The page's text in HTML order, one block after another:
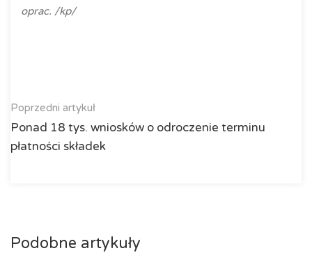
oprac. /kp/
Poprzedni artykuł
Ponad 18 tys. wniosków o odroczenie terminu
płatności składek
Podobne artykuły